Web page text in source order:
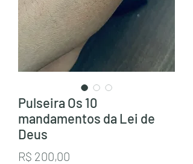
Pulseira Os 10
mandamentos da Lei de
Deus
R$ 200,00